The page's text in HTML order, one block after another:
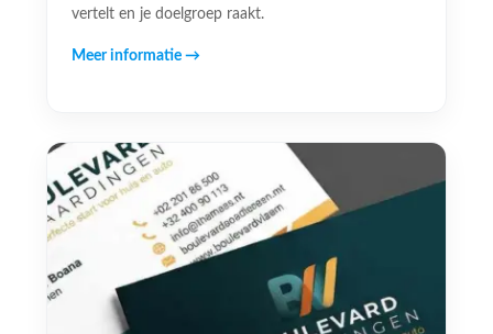
vertelt en je doelgroep raakt.
Meer informatie →